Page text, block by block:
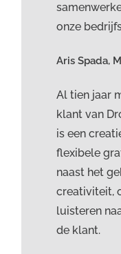
onze
Aris Spada,
Al tien jaar
klant van
is een
flexibele
naast het
creativiteit,
luisteren
de klant.